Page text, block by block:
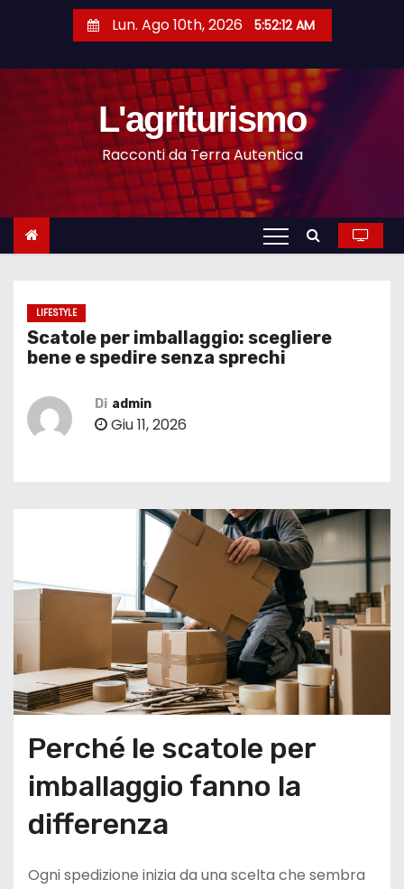
o
Lun. Ago 10th, 2026 5:52:13 AM
L'agriturismo
Racconti da Terra Autentica
LIFESTYLE
Scatole per imballaggio: scegliere
bene e spedire senza sprechi
Di admin
Giu 11, 2026
Perché le scatole per
imballaggio fanno la
differenza
Ogni spedizione inizia da una scelta che sembra